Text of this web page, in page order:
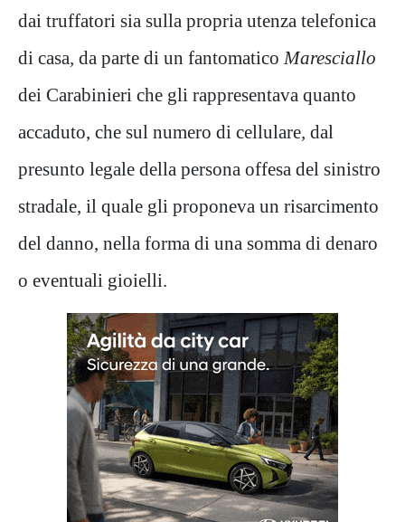
dai truffatori sia sulla propria utenza telefonica
di casa, da parte di un fantomatico Maresciallo
dei Carabinieri che gli rappresentava quanto
accaduto, che sul numero di cellulare, dal
presunto legale della persona offesa del sinistro
stradale, il quale gli proponeva un risarcimento
del danno, nella forma di una somma di denaro
o eventuali gioielli.